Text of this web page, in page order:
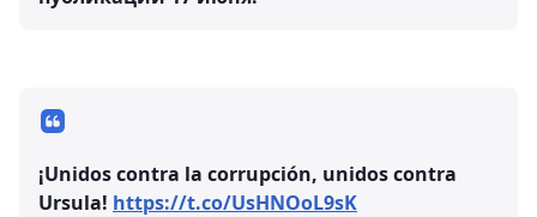
¡Unidos contra la corrupción, unidos contra
Ursula! https://t.co/UsHNOoL9sK